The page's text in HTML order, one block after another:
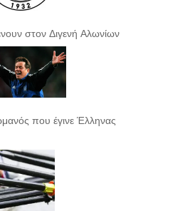
στον Διγενή Αλωνίων
που έγινε Έλληνας